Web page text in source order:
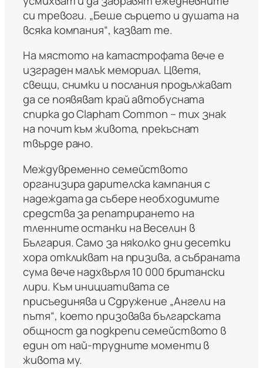
си тревоги. „Беше сърцето и душата на
всяка компания“, казват те.
На мястото на катастрофата вече е
изграден малък мемориал. Цветя,
свещи, снимки и послания продължават
да се появяват край автобусната
спирка до Clapham Common – тих знак
на почит към живота, прекъснат
твърде рано.
Междувременно семейството
организира дарителска кампания с
надеждата да събере необходимите
средства за репатрирането на
тленните останки на Веселин в
България. Само за няколко дни десетки
хора откликват на призива, а събраната
сума вече надхвърля 10 000 британски
лири. Към инициативата се
присъединява и Сдружение „Ангели на
пътя“, което призовава българската
общност да подкрепи семейството в
един от най-трудните моменти в
живота му.